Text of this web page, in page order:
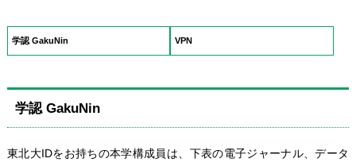
学認 GakuNin VPN
学認 GakuNin
東北大IDをお持ちの本学構成員は、下表の電子ジャーナル、データ